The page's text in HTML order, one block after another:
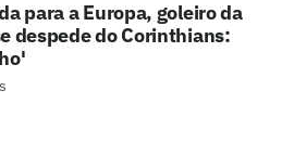
para a Europa, goleiro da
despede do Corinthians: